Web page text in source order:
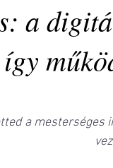
a
a